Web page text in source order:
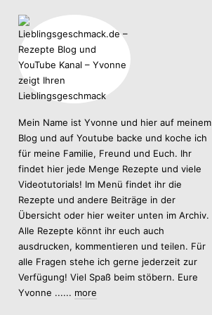
Mein Name ist Yvonne und hier auf meinem
Blog und auf Youtube backe und koche ich
für meine Familie, Freund und Euch. Ihr
findet hier jede Menge Rezepte und viele
Videotutorials! Im Menü findet ihr die
Rezepte und andere Beiträge in der
Übersicht oder hier weiter unten im Archiv.
Alle Rezepte könnt ihr euch auch
ausdrucken, kommentieren und teilen. Für
alle Fragen stehe ich gerne jederzeit zur
Verfügung! Viel Spaß beim stöbern. Eure
Yvonne ...... more